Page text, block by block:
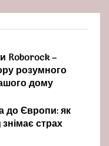
Roborock –
розумного
дому
до Європи: як
страх